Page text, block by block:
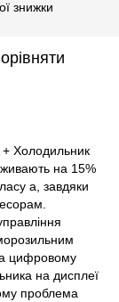
знижки
Холодильник
на 15%
а, завдяки
цифровому
на дисплеї
проблема